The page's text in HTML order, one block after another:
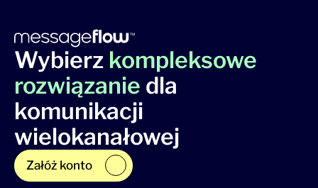
Wybierz kompleksowe
rozwiązanie dla
komunikacji
wielokanałowej
Załóż konto